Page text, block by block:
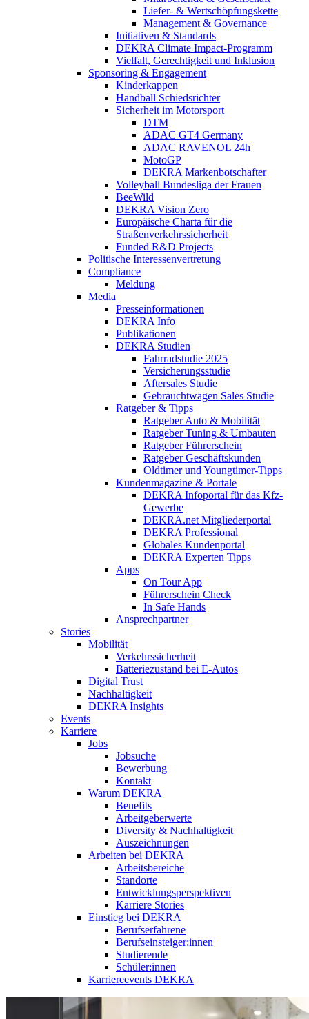
Liefer- & Wertschöpfungskette
Management & Governance
Initiativen & Standards
DEKRA Climate Impact-Programm
Vielfalt, Gerechtigkeit und Inklusion​
Sponsoring & Engagement
Kinderkappen
Handball Schiedsrichter
Sicherheit im Motorsport
DTM
ADAC GT4 Germany
ADAC RAVENOL 24h
MotoGP
DEKRA Markenbotschafter
Volleyball Bundesliga der Frauen
BeeWild
DEKRA Vision Zero
Europäische Charta für die
Straßenverkehrssicherheit
Funded R&D Projects
Politische Interessenvertretung
Compliance
Meldung
Media
Presseinformationen
DEKRA Info
Publikationen
DEKRA Studien
Fahrradstudie 2025
Versicherungsstudie
Aftersales Studie
Gebrauchtwagen Sales Studie
Ratgeber & Tipps
Ratgeber Auto & Mobilität
Ratgeber Tuning & Umbauten
Ratgeber Führerschein
Ratgeber Geschäftskunden
Oldtimer und Youngtimer-Tipps
Kundenmagazine & Portale
DEKRA Infoportal für das Kfz-
Gewerbe
DEKRA.net Mitgliederportal
DEKRA Professional
Globales Kundenportal
DEKRA Experten Tipps
Apps
On Tour App
Führerschein Check
In Safe Hands
Ansprechpartner
Stories
Mobilität
Verkehrssicherheit
Batteriezustand bei E-Autos
Digital Trust
Nachhaltigkeit
DEKRA Insights
Events
Karriere
Jobs
Jobsuche
Bewerbung
Kontakt
Warum DEKRA
Benefits
Arbeitgeberwerte
Diversity & Nachhaltigkeit
Auszeichnungen
Arbeiten bei DEKRA
Arbeitsbereiche
Standorte
Entwicklungsperspektiven
Karriere Stories
Einstieg bei DEKRA
Berufserfahrene
Berufseinsteiger:innen
Studierende
Schüler:innen
Karriereevents DEKRA